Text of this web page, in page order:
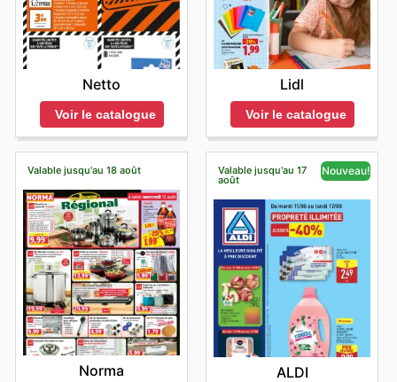
routine, chaque consommateur peut s'assurer de faire
les meilleurs choix et de réaliser des économies
significatives sur ses dépenses alimentaires et ses
achats quotidiens. Stay up to date with CocciMarket's
weekly ads and enjoy exclusive savings every day.
Netto
Voir le catalogue
Lidl
Voir le catalogue
Valable jusqu'au 18 août
Norma
Valable jusqu'au 17
août
Nouveau!
ALDI